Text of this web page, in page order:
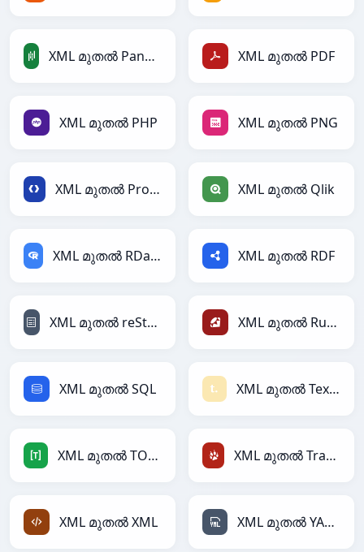
XML മുതൽ PandasDataFrame XML മുതൽ PDF
XML മുതൽ PHP XML മുതൽ PNG
XML മുതൽ Protobuf XML മുതൽ Qlik
XML മുതൽ RDataFrame XML മുതൽ RDF
XML മുതൽ reStructuredText XML മുതൽ Ruby
XML മുതൽ SQL XML മുതൽ Textile
XML മുതൽ TOML XML മുതൽ TracWiki
XML മുതൽ XML XML മുതൽ YAML